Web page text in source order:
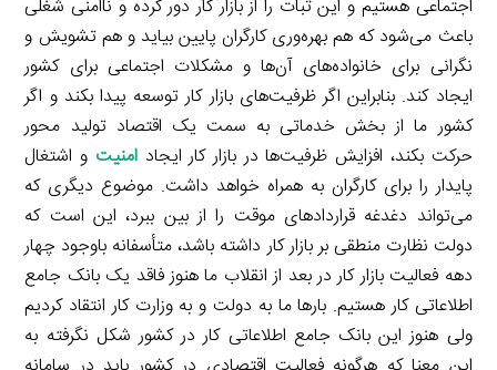
اجتماعی هستیم و این ثبات را از بازار کار دور کرده و ناامنی شغلی
باعث می‌شود که هم بهره‌وری کارگران پایین بیاید و هم تشویش و
نگرانی برای خانواده‌های آن‌ها و مشکلات اجتماعی برای کشور
ایجاد کند. بنابراین اگر ظرفیت‌های بازار کار توسعه پیدا بکند و اگر
کشور ما از بخش خدماتی به سمت یک اقتصاد تولید محور
حرکت بکند، افزایش ظرفیت‌ها در بازار کار ایجاد امنیت و اشتغال
پایدار را برای کارگران به همراه خواهد داشت. موضوع دیگری که
می‌تواند دغدغه قراردادهای موقت را از بین ببرد، این است که
دولت نظارت منطقی بر بازار کار داشته باشد، متأسفانه باوجود چهار
دهه فعالیت بازار کار در بعد از انقلاب ما هنوز فاقد یک بانک جامع
اطلاعاتی کار هستیم. بارها ما به دولت و به وزارت کار انتقاد کردیم
ولی هنوز این بانک جامع اطلاعاتی کار در کشور شکل نگرفته به